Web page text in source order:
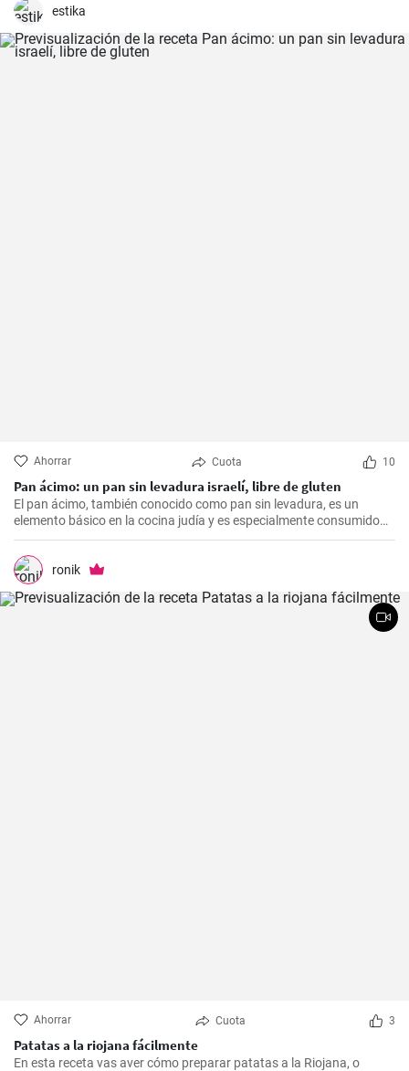
estika
Ahorrar Cuota 10
Pan ácimo: un pan sin levadura israelí, libre de gluten
El pan ácimo, también conocido como pan sin levadura, es un
elemento básico en la cocina judía y es especialmente consumido
durante Pesaj. En esta receta, te mostraré cómo hacer tu propio
pan ácimo casero de manera sencilla y deliciosa.
ronik
Ahorrar Cuota 3
Patatas a la riojana fácilmente
En esta receta vas aver cómo preparar patatas a la Riojana, o